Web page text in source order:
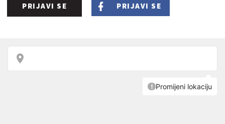
PRIJAVI SE PRIJAVI SE